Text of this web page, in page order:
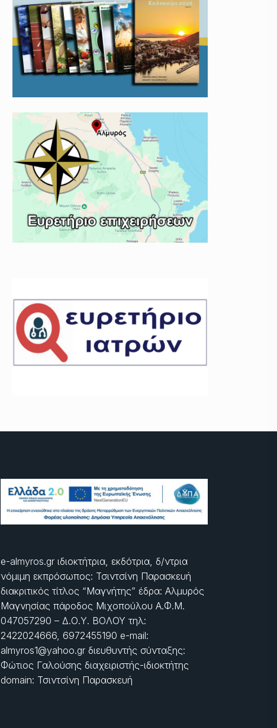
e-almyros.gr ιδιοκτήτρια, εκδότρια, δ/ντρια
νόμιμη εκπρόσωπος: Τσιντσίνη Παρασκευή
διακριτικός τίτλος “Μαγνήτης” έδρα: Αλμυρός
Μαγνησίας πάροδος Μιχοπούλου Α.Φ.Μ.
047057290 – Δ.Ο.Υ. ΒΟΛΟΥ τηλ:
2422024666, 6972455190 e-mail:
almyros1@yahoo.gr διευθυντής σύνταξης:
Φώτιος Γαλούσης διαχειριστής-ιδιοκτήτης
domain: Τσιντσίνη Παρασκευή